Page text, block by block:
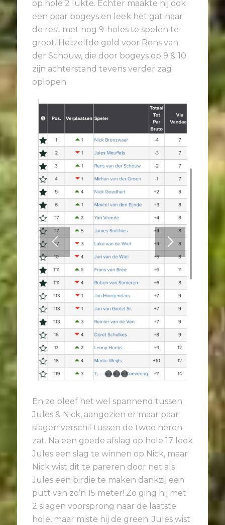
op hole 2 lukte. Echter maakte hij ook
een paar bogeys en leek het gat naar
de rest met nog 9-holes te spelen te
groot. Hetzelfde gold voor Rens van
der Schouw, die door bogeys op 9 & 10
zijn achterstand tevens verder zag
oplopen.
En zo bleef het wel spannend tussen
Jules & Nick, aangezien er maar paar
slagen verschil tussen de twee heren
zat. Na een goede afslag op hole 17 leek
Jules een slag te winnen op Nick, maar
Nick wist dit te pareren door net als
Jules een birdie te maken dankzij een
putt van zo’n 15 meter! Zo ging hij met
2 slagen voorsprong naar de laatste
hole, maar miste hij de green. Jules wist